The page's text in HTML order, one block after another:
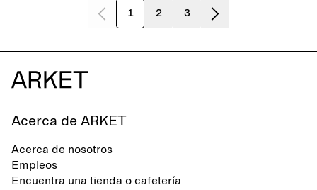
1 2 3
Acerca de ARKET
Acerca de nosotros
Empleos
Encuentra una tienda o cafetería